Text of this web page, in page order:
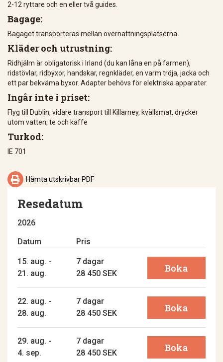
2-12 ryttare och en eller två guides.
Bagage:
Bagaget transporteras mellan övernattningsplatserna.
Kläder och utrustning:
Ridhjälm är obligatorisk i Irland (du kan låna en på farmen),
ridstövlar, ridbyxor, handskar, regnkläder, en varm tröja, jacka och
ett par bekväma byxor. Adapter behövs för elektriska apparater.
Ingår inte i priset:
Flyg till Dublin, vidare transport till Killarney, kvällsmat, drycker
utom vatten, te och kaffe
Turkod:
IE 701
 Hämta utskrivbar PDF
Resedatum
2026
Datum
Pris
15. aug. -
21. aug.
7 dagar
28 450 SEK
Boka
22. aug. -
28. aug.
7 dagar
28 450 SEK
Boka
29. aug. -
4. sep.
7 dagar
28 450 SEK
Boka